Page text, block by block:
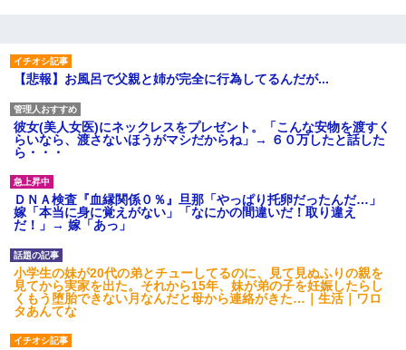
【悲報】お風呂で父親と姉が完全に行為してるんだが...
彼女(美人女医)にネックレスをプレゼント。「こんな安物を渡すく
らいなら、渡さないほうがマシだからね」→ ６０万したと話した
ら・・・
ＤＮＡ検査『血縁関係０％』旦那「やっぱり托卵だったんだ…」
嫁「本当に身に覚えがない」「なにかの間違いだ！取り違え
だ！」→ 嫁「あっ」
小学生の妹が20代の弟とチューしてるのに、見て見ぬふりの親を
見てから実家を出た。それから15年、妹が弟の子を妊娠したらし
くもう堕胎できない月なんだと母から連絡がきた…｜生活｜ワロ
タあんてな